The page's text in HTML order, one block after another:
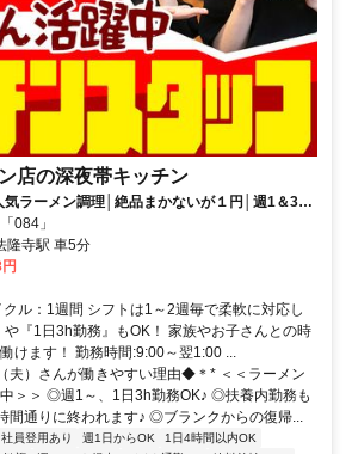
店の深夜帯キッチン
気ラーメン調理│絶品まかないが１円│週1＆3h
084」
隆寺駅 車5分
ル：1週間 シフトは1～2週毎で柔軟に対応し
『1日3h勤務』もOK！ 家族やお子さんとの時
けます！ 勤務時間:9:00～翌1:00 ...
夫）さんが働きやすい理由◆＊* ＜＜ラーメン
＞＞ ◎週1～、1日3h勤務OK♪ ◎扶養内勤務も
通りに終われます♪ ◎ブランクからの復帰...
社員登用あり 週1日からOK
1日4時間以内OK